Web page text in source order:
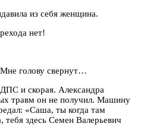
из себя женщина.
нет!
голову свернут…
и скорая. Александра
травм он не получил. Машину
«Саша, ты когда там
тебя здесь Семен Валерьевич